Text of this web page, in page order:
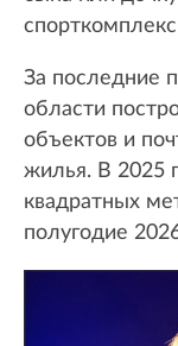
За последние
области
объектов и
жилья. В 2025
квадратных
полугодие